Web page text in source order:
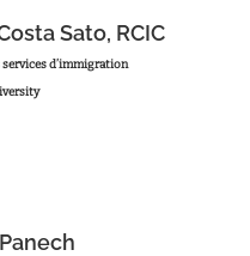
Sato, RCIC
services d’immigration